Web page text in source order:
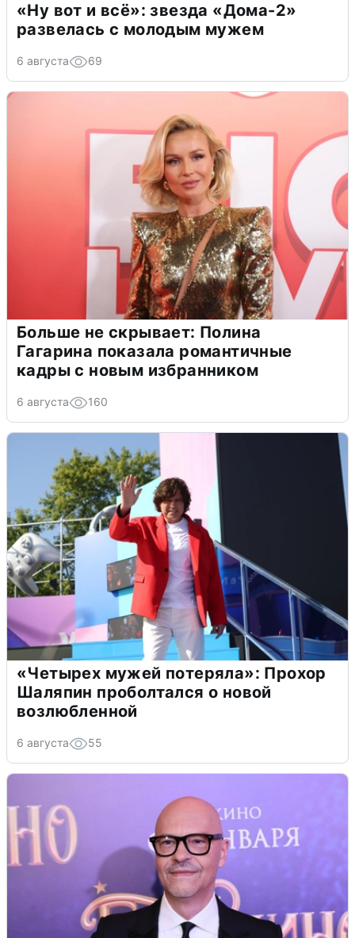
«Ну вот и всё»: звезда «Дома-2»
развелась с молодым мужем
6 августа 69
Больше не скрывает: Полина
Гагарина показала романтичные
кадры с новым избранником
6 августа 160
«Четырех мужей потеряла»: Прохор
Шаляпин проболтался о новой
возлюбленной
6 августа 55